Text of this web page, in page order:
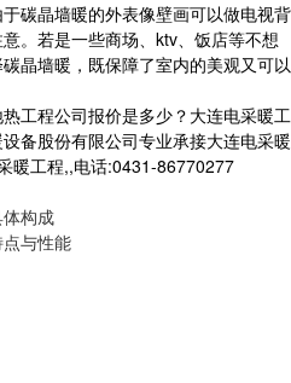
碳晶墙暖的外表像壁画可以做电视背
。若是一些商场、ktv、饭店等不想
晶墙暖，既保障了室内的美观又可以
工程公司报价是多少？大连电采暖工
备股份有限公司专业承接大连电采暖
暖工程,,电话:0431-86770277
构成
与性能